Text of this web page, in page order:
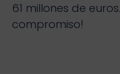
61 millones de
compromiso!